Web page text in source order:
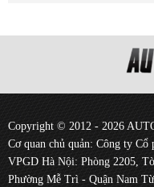
Copyright © 2012 - 2026
Cơ quan chủ quản: Công ty
VPGD Hà Nội: Phòng 2205,
Phường Mễ Trì - Quận Nam